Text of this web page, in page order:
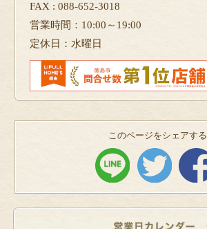
FAX : 088-652-3018
営業時間：10:00～19:00
定休日：水曜日
このページをシェアする